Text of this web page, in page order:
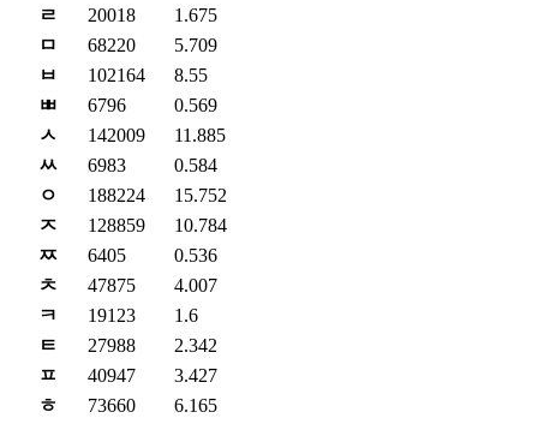
ㄹ
20018
1.675
ㅁ
68220
5.709
ㅂ
102164
8.55
ㅃ
6796
0.569
ㅅ
142009
11.885
ㅆ
6983
0.584
ㅇ
188224
15.752
ㅈ
128859
10.784
ㅉ
6405
0.536
ㅊ
47875
4.007
ㅋ
19123
1.6
ㅌ
27988
2.342
ㅍ
40947
3.427
ㅎ
73660
6.165